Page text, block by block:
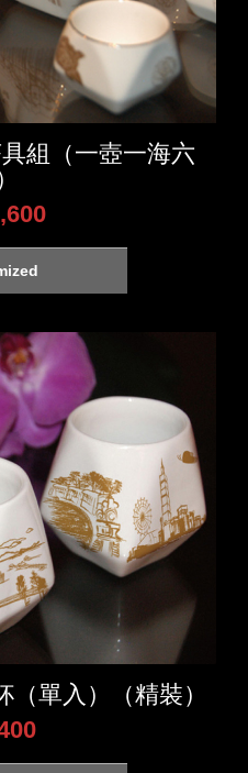
組（一壺一海六
單入）（精裝）